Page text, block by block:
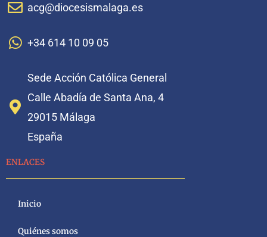
acg@diocesismalaga.es
+34 614 10 09 05
Sede Acción Católica General
Calle Abadía de Santa Ana, 4
29015 Málaga
España
ENLACES
Inicio
Quiénes somos